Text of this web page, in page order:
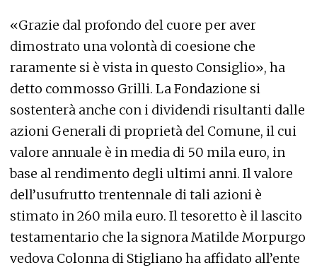
«Grazie dal profondo del cuore per aver
dimostrato una volontà di coesione che
raramente si è vista in questo Consiglio», ha
detto commosso Grilli. La Fondazione si
sostenterà anche con i dividendi risultanti dalle
azioni Generali di proprietà del Comune, il cui
valore annuale è in media di 50 mila euro, in
base al rendimento degli ultimi anni. Il valore
dell’usufrutto trentennale di tali azioni è
stimato in 260 mila euro. Il tesoretto è il lascito
testamentario che la signora Matilde Morpurgo
vedova Colonna di Stigliano ha affidato all’ente